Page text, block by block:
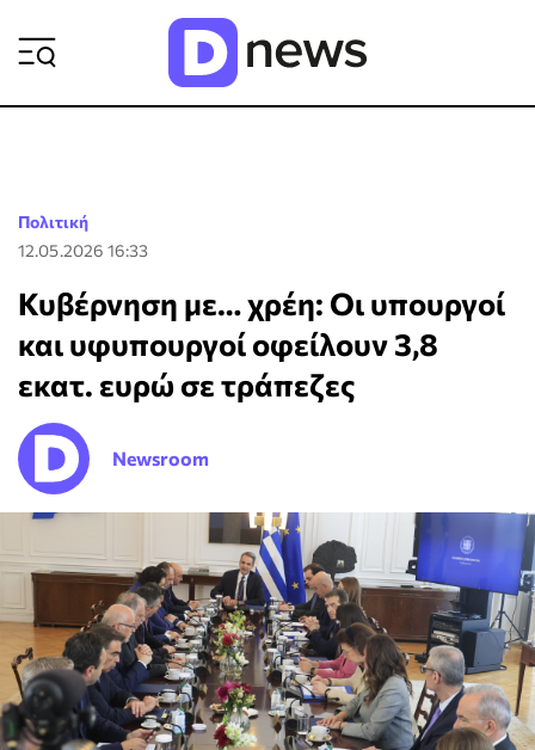
Πολιτική
12.05.2026 16:33
Κυβέρνηση με… χρέη: Οι υπουργοί
και υφυπουργοί οφείλουν 3,8
εκατ. ευρώ σε τράπεζες
Newsroom